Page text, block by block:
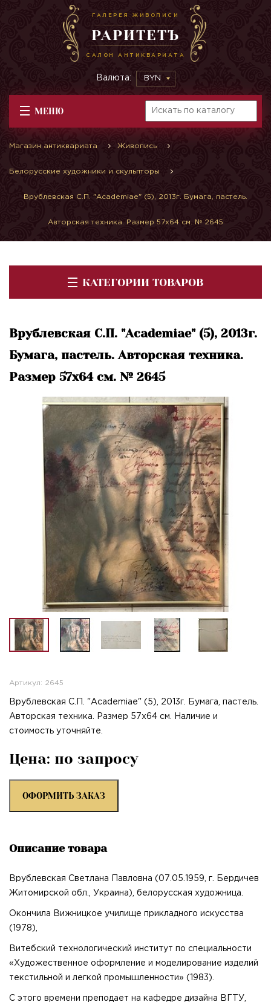
ГАЛЕРЕЯ ЖИВОПИСИ
РАРИТЕТЪ
САЛОН АНТИКВАРИАТА
Валюта: BYN
МЕНЮ
Магазин антиквариата Живопись
Белорусские художники и скульпторы
Врублевская С.П. "Academiae" (5), 2013г. Бумага, пастель.
Авторская техника. Размер 57х64 см. № 2645
КАТЕГОРИИ ТОВАРОВ
Врублевская С.П. "Academiae" (5), 2013г.
Бумага, пастель. Авторская техника.
Размер 57х64 см. № 2645
Артикул: 2645
Врублевская С.П. "Academiae" (5), 2013г. Бумага, пастель.
Авторская техника. Размер 57х64 см. Наличие и
стоимость уточняйте.
Цена: по запросу
ОФОРМИТЬ ЗАКАЗ
Описание товара
Врублевская Светлана Павловна (07.05.1959, г. Бердичев
Житомирской обл., Украина), белорусская художница.
Окончила Вижницкое училище прикладного искусства
(1978),
Витебский технологический институт по специальности
«Художественное оформление и моделирование изделий
текстильной и легкой промышленности» (1983).
С этого времени преподает на кафедре дизайна ВГТУ,